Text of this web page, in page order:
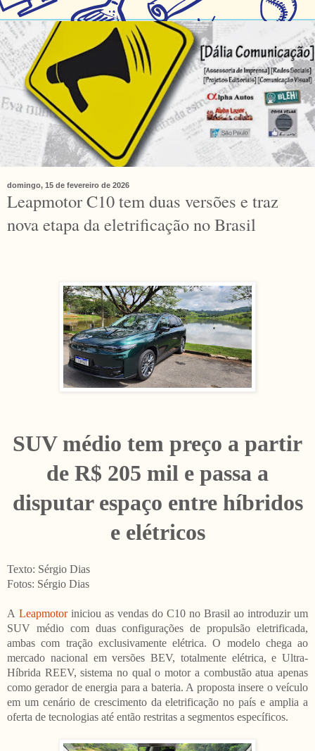
domingo, 15 de fevereiro de 2026
Leapmotor C10 tem duas versões e traz
nova etapa da eletrificação no Brasil
SUV médio tem preço a partir
de R$ 205 mil e passa a
disputar espaço entre híbridos
e elétricos
Texto: Sérgio Dias
Fotos: Sérgio Dias
A Leapmotoriniciou as vendas do C10 no Brasil ao introduzir um
SUV médio com duas configurações de propulsão eletrificada,
ambas com tração exclusivamente elétrica. O modelo chega ao
mercado nacional em versões BEV, totalmente elétrica, e Ultra-
Híbrida REEV, sistema no qual o motor a combustão atua apenas
como gerador de energia para a bateria. A proposta insere o veículo
em um cenário de crescimento da eletrificação no país e amplia a
oferta de tecnologias até então restritas a segmentos específicos.